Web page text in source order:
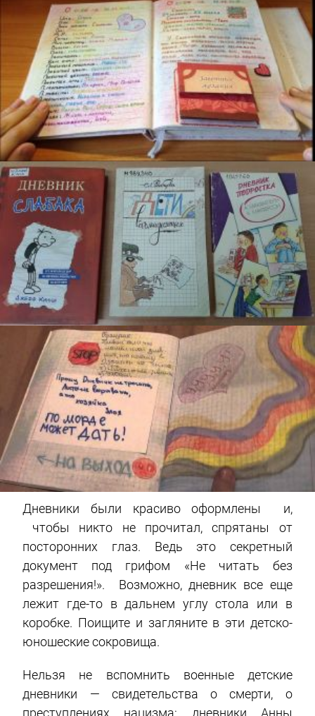
Дневники были красиво оформлены и,
чтобы никто не прочитал, спрятаны от
посторонних глаз. Ведь это секретный
документ под грифом «Не читать без
разрешения!». Возможно, дневник все еще
лежит где-то в дальнем углу стола или в
коробке. Поищите и загляните в эти детско-
юношеские сокровища.
Нельзя не вспомнить военные детские
дневники — свидетельства о смерти, о
преступлениях нацизма: дневники Анны